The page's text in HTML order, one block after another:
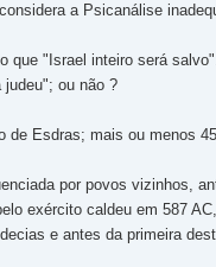
a Psicanálise
que "Israel inteiro será
judeu"; ou não ?
Esdras; mais ou menos
por povos vizinhos,
exército caldeu em 587
e antes da primeira